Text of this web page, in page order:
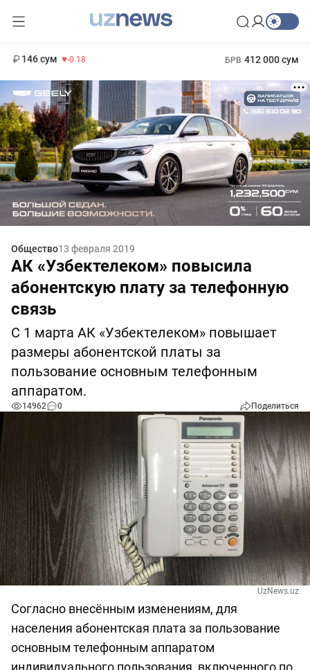
146 сум -0.18 БРВ 412 000 сум
Общество13 февраля 2019
АК «Узбектелеком» повысила
абонентскую плату за телефонную
связь
С 1 марта АК «Узбектелеком» повышает
размеры абонентской платы за
пользование основным телефонным
аппаратом.
14962 0 Поделиться
UzNews.uz
Согласно внесённым изменениям, для
населения абонентская плата за пользование
основным телефонным аппаратом
индивидуального пользования, включенного по